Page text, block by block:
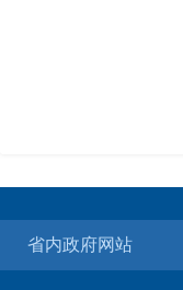
省内政府网站